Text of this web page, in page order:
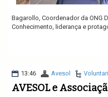
Bagarollo, Coordenador da ONG
Conhecimento, liderança e
13:46 Avesol
AVESOL e